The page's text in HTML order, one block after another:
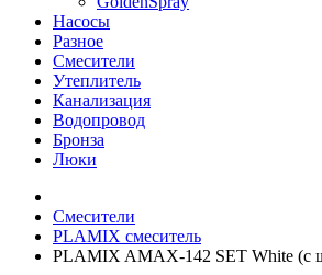
Насосы
Разное
Смесители
Утеплитель
Канализация
Водопровод
Бронза
Люки
Смесители
PLAMIX смеситель
PLAMIX AMAX-142 SET White (с